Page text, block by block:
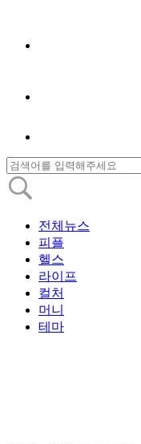
전체뉴스
피플
헬스
라이프
컬처
머니
테마